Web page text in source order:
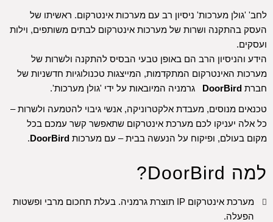
לחב' 'גולן מערכות' ניסיון רב עם מערכות אינטרקום. ראשיתו של
העסק בהתקנה ושרות של מערכות אינטרקום לבתים משותפים, וילות
ועסקים.
הידע והניסיון הרב הם באופן טבעי הבסיס להתקנה ולשרות של
מערכות האינטרקום המתקדמות, המייצגות טכנולוגיות חדשניות של
חברת DoorBird גרמניה המיובאות על ידי 'גולן מערכות'.
טכנאים מנוסים, מעבדת אלקטרוניקה, אנשי גיבוי להטמעה ולשרות –
כל אלה יעניקו לכם מערכת אינטרקום שתאפשר קשר עמכם בכל
מקום בעולם, ופיקוח על הנעשה בבית – עם מערכות DoorBird
.
למה DoorBird?
מערכת אינטרקום IP תוצרת גרמניה. בעלת תחכום מרבי ופשטות
הפעלה.